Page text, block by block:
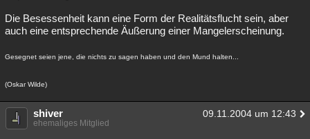
Die Besessenheit kann eine Form der Realitätsflucht sein, aber
auch eine entsprechende Äußerung einer Mangelerscheinung.
Gesegnet seien jene, die nichts zu sagen haben und den Mund halten...
(Oskar Wilde)
shiver 09.11.2004 um 12:43
ehemaliges Mitglied